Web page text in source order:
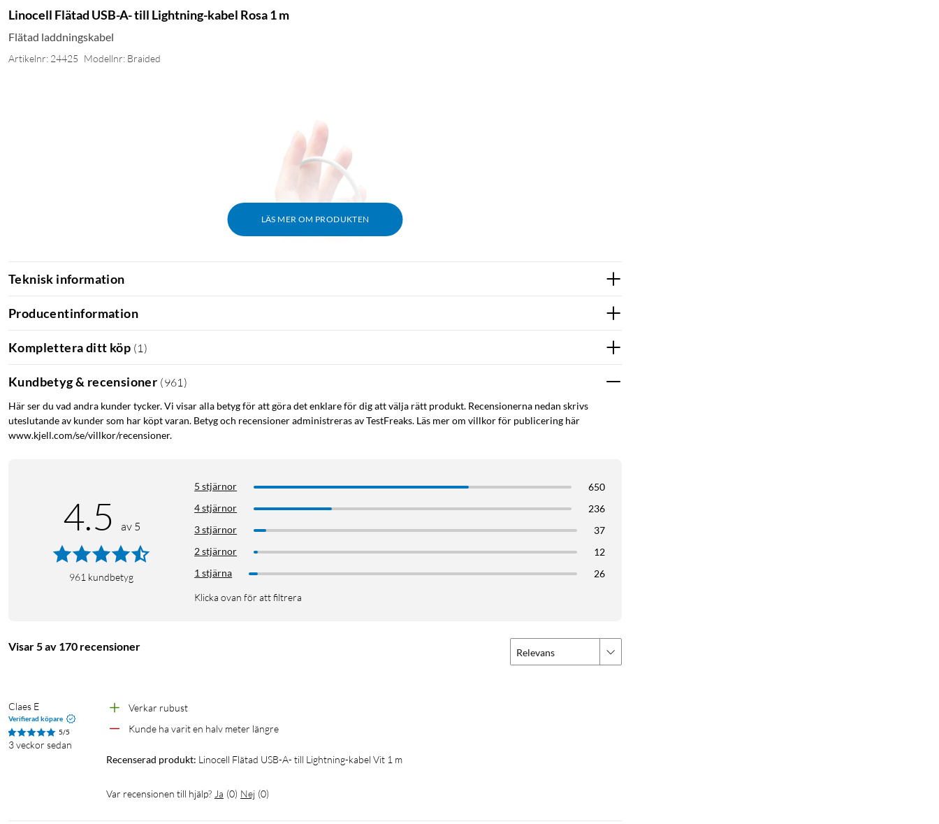
Linocell Flätad USB-A- till Lightning-kabel Rosa 1 m
Flätad laddningskabel
Artikelnr: 24425 Modellnr: Braided
LÄS MER OM PRODUKTEN
Teknisk information
Producentinformation
Komplettera ditt köp (1 )
Kundbetyg & recensioner (961 )
Här ser du vad andra kunder tycker. Vi visar alla betyg för att göra det enklare för dig att välja rätt produkt. Recensionerna nedan skrivs
uteslutande av kunder som har köpt varan. Betyg och recensioner administreras av TestFreaks. Läs mer om villkor för publicering här
www.kjell.com/se/villkor/recensioner.
4.5 av 5
961 kundbetyg
5 stjärnor
650
4 stjärnor
236
3 stjärnor
37
2 stjärnor
12
1 stjärna
26
Klicka ovan för att filtrera
Visar 5 av 170 recensioner Relevans
Claes E
Verifierad köpare
5/5
3 veckor sedan
Verkar rubust
Kunde ha varit en halv meter längre
Recenserad produkt: Linocell Flätad USB-A- till Lightning-kabel Vit 1 m
Var recensionen till hjälp? Ja (0) Nej (0)